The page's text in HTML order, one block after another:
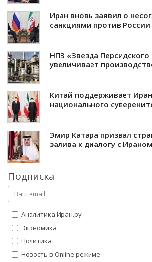
Иран вновь заявил о
санкциями против России
НПЗ «Звезда Персидского
увеличивает
Китай поддерживает
национального
Эмир Катара призвал
залива к диалогу с Ираном
Подписка
Аналитика Иран.ру
Экономика
Политика
Новость в Online режиме